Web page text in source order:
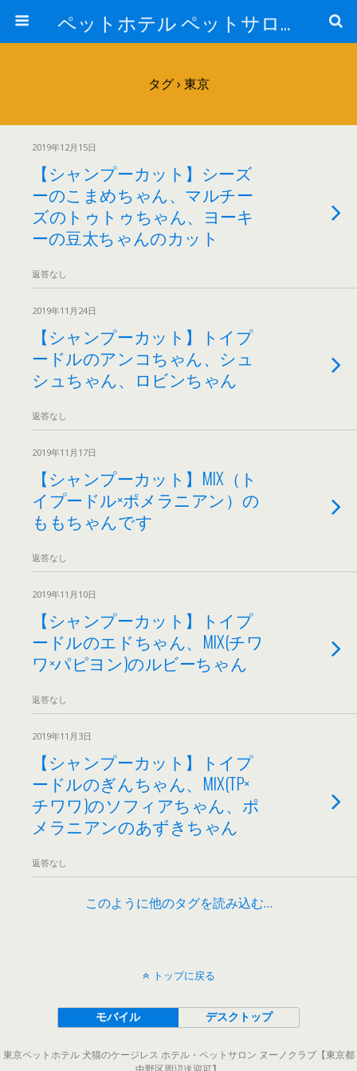
ペットホテル ペットサロン トリミングサロン 東京 ヌーノクラブのブログ
タグ › 東京
2019年12月15日
【シャンプーカット】シーズ
ーのこまめちゃん、マルチー
ズのトゥトゥちゃん、ヨーキ
ーの豆太ちゃんのカット
返答なし
2019年11月24日
【シャンプーカット】トイプ
ードルのアンコちゃん、シュ
シュちゃん、ロビンちゃん
返答なし
2019年11月17日
【シャンプーカット】MIX（ト
イプードル×ポメラニアン）の
ももちゃんです
返答なし
2019年11月10日
【シャンプーカット】トイプ
ードルのエドちゃん、MIX(チワ
ワ×パピヨン)のルビーちゃん
返答なし
2019年11月3日
【シャンプーカット】トイプ
ードルのぎんちゃん、MIX(TP×
チワワ)のソフィアちゃん、ポ
メラニアンのあずきちゃん
返答なし
このように他のタグを読み込む…
トップに戻る
モバイル デスクトップ
東京ペットホテル 犬猫のケージレス ホテル・ペットサロン ヌーノクラブ【東京都